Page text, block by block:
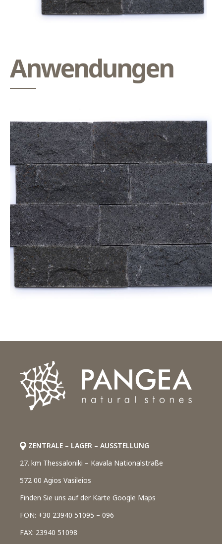
Anwendungen
ZENTRALE – LAGER – AUSSTELLUNG
27. km Thessaloniki – Kavala Nationalstraße
572 00 Agios Vasileios
Finden Sie uns auf der Karte Google Maps
FON: +30 23940 51095 – 096
FAX: 23940 51098